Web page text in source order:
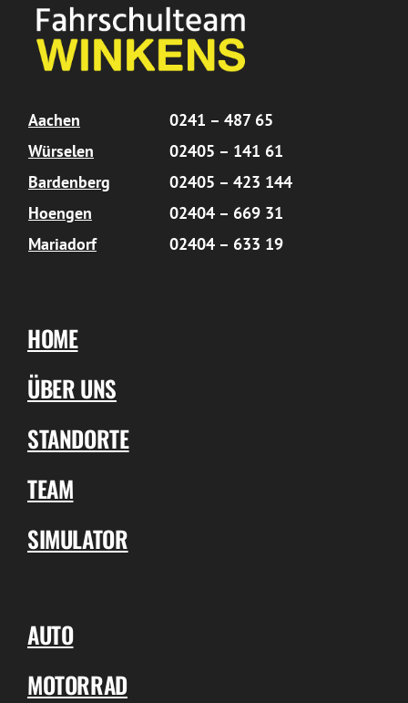
Aachen
0241 – 487 65
Würselen
02405 – 141 61
Bardenberg
02405 – 423 144
Hoengen
02404 – 669 31
Mariadorf
02404 – 633 19
HOME
ÜBER UNS
STANDORTE
TEAM
SIMULATOR
AUTO
MOTORRAD